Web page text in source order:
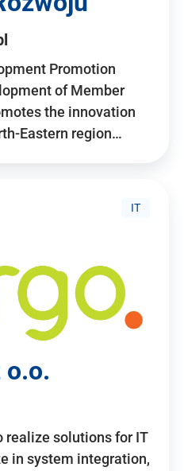
Promotion
of Member
the innovation
Eastern region…
IT
o.o.
realize solutions for IT
in system integration,